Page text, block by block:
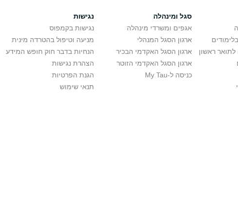
לתואר ראשון
סגל ומינהלה
אגפים ומשרדי מינהלה
ארגון הסגל המנהלי
ארגון הסגל האקדמי הבכיר
ארגון הסגל האקדמי הזוטר
כניסה ל-My Tau
נגישות
נגישות בקמפוס
מניעה וטיפול בהטרדה מינית
הנחיות בדבר חוק חופש המידע
הצהרת נגישות
הגנת הפרטיות
תנאי שימוש